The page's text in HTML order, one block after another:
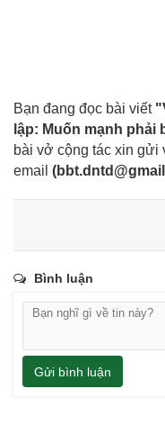
Bạn đang đọc bài viết
lập: Muốn mạnh phải
bài vở cộng tác xin gửi
email (
Bình luận
Gửi bình luận